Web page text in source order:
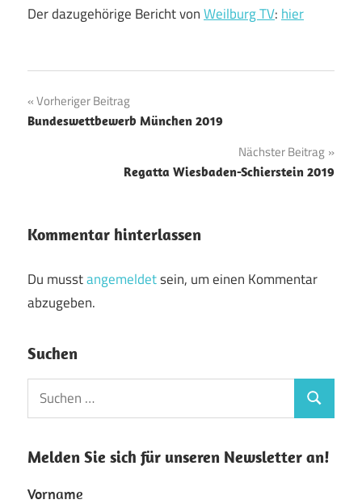
Der dazugehörige Bericht vonWeilburg TV: hier
Beitragsnavigation
Vorheriger Beitrag
Bundeswettbewerb München 2019
Nächster Beitrag
Regatta Wiesbaden-Schierstein 2019
Kommentar hinterlassen
Du musstangemeldetsein, um einen Kommentar
abzugeben.
Suchen
Suchen
nach:
Suchen
Melden Sie sich für unseren Newsletter an!
Vorname